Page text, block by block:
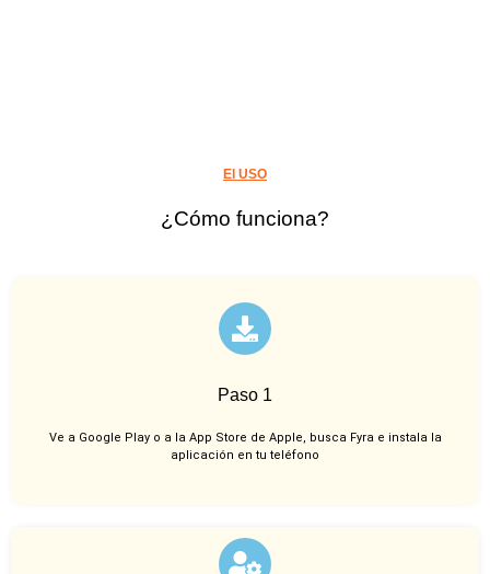
El USO
¿Cómo funciona?
Paso 1
Ve a Google Play o a la App Store de Apple, busca Fyra e instala la
aplicación en tu teléfono